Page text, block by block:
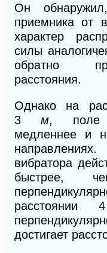
Он
приемника от
характер
силы
обратно
расстояния.
Однако на
3м,
медленнее и
вибратора
быстрее,
достигает